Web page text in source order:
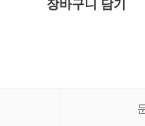
장바구니 담기